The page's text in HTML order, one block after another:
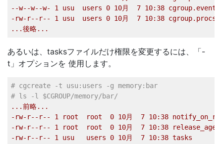
--w--w--w-
1 usu users 0 10月 7 10:38
-rw-r--r--
1 usu users 0 10月 7 10:38 cgroup.procs
...後略...
あるいは、tasksファイルだけ権限を変更するには、「-
t」オプションを 使用します。
# cgcreate -t usu:users -g memory:bar
# ls -l $CGROUP/memory/bar/
...前略...
-rw-r--r--
1 root root 0 10月 7 10:38
-rw-r--r--
1 root root 0 10月 7 10:38
-rw-r--r--
1 usu users 0 10月 7 10:38 tasks